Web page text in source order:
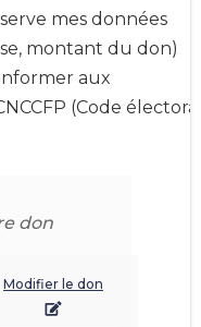
mes données
montant du don)
aux
(Code
don
Modifier le don